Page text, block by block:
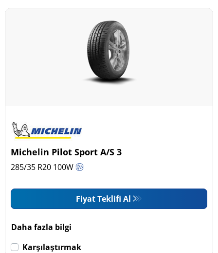
Michelin Pilot Sport A/S 3
285/35 R20 100W
Fiyat Teklifi Al
Daha fazla bilgi
Karşılaştırmak